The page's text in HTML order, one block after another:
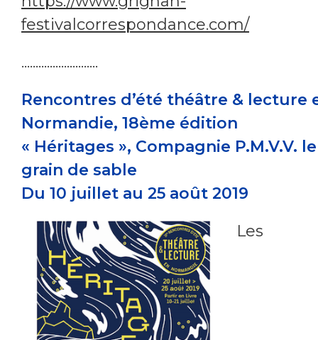
festivalcorrespondance.com/
...........................
Rencontres d’été théâtre & lecture
Normandie, 18ème édition
« Héritages », Compagnie P.M.V.V. le
grain de sable
Du 10 juillet au 25 août 2019
Les